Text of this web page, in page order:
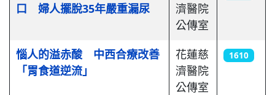
口 婦人擺脫35年嚴重漏尿
濟醫院
公傳室
惱人的溢赤酸 中西合療改善
「胃食道逆流」
花蓮慈
濟醫院
公傳室
1610